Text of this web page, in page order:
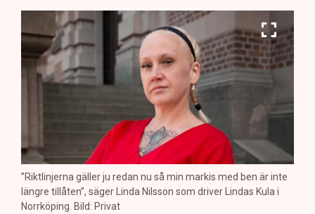
”Riktlinjerna gäller ju redan nu så min markis med ben är inte
längre tillåten”, säger Linda Nilsson som driver Lindas Kula i
Norrköping. Bild: Privat